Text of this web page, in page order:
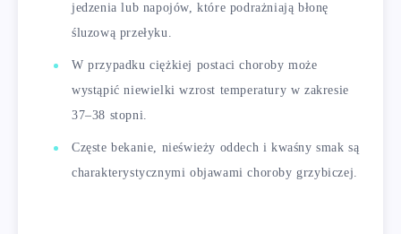
jedzenia lub napojów, które podrażniają błonę
śluzową przełyku.
W przypadku ciężkiej postaci choroby może
wystąpić niewielki wzrost temperatury w zakresie
37–38 stopni.
Częste bekanie, nieświeży oddech i kwaśny smak są
charakterystycznymi objawami choroby grzybiczej.